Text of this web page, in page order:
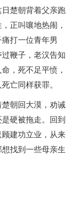
楚朝背着父亲跑
正叫嚷地热闹，
打一位青年男
鞭子，老汉告知
，死不足平愤，
亡同样获罪。
朝回大漠，劝诫
硬被拖走。回到
建功立业，从来
找到一些母亲生